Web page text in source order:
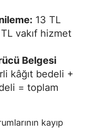
13 TL
vakıf hizmet
Belgesi
kâğıt bedeli +
= toplam
kayıp